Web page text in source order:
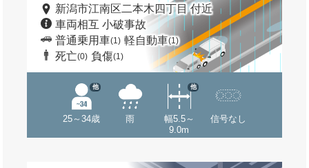
新潟市江南区二本木四丁目 付近
車両相互 小破事故
普通乗用車(1) 軽自動車(1)
死亡(0) 負傷(1)
25～34歳
他
雨
幅5.5～
9.0m
他
信号なし